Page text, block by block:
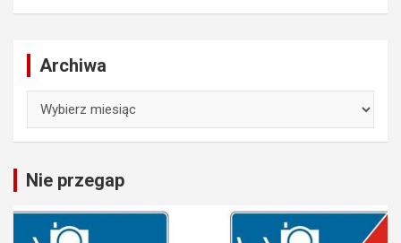
Archiwa
Nie przegap